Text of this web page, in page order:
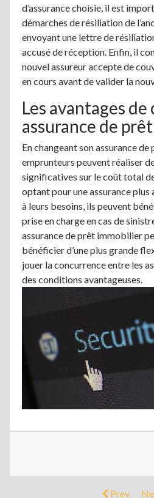
d’assurance choisie, il est
démarches de résiliation de
envoyant une lettre de
accusé de réception. Enfin, il
nouvel assureur accepte de
en cours avant de valider la
Les avantages
assurance de
En changeant son assurance
emprunteurs peuvent réaliser
significatives sur le coût total
optant pour une assurance
à leurs besoins, ils peuvent
prise en charge en cas de
assurance de prêt immobilier
bénéficier d’une plus grande
jouer la concurrence entre les
des conditions avantageuses.
Prev